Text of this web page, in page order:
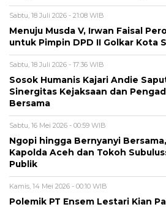
Sabtu, 18 Juli 2026 - 21:08 WIB
Menuju Musda V, Irwan Faisal
untuk Pimpin DPD II Golkar Kota
Sabtu, 18 Juli 2026 - 17:36 WIB
Sosok Humanis Kajari Andie
Sinergitas Kejaksaan dan
Bersama
Sabtu, 16 Mei 2026 - 00:59 WIB
Ngopi hingga Bernyanyi
Kapolda Aceh dan Tokoh
Publik
Kamis, 14 Mei 2026 - 00:10 WIB
Polemik PT Ensem Lestari Kian